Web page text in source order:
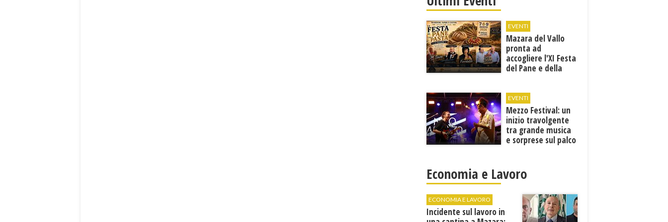
EVENTI
Mazara del Vallo
pronta ad
accogliere l'XI Festa
del Pane e della
EVENTI
Mezzo Festival: un
inizio travolgente
tra grande musica
e sorprese sul palco
Economia e Lavoro
ECONOMIA E LAVORO
Incidente sul lavoro in